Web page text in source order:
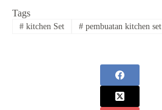
Tags
#kitchen Set #pembuatan kitchen set